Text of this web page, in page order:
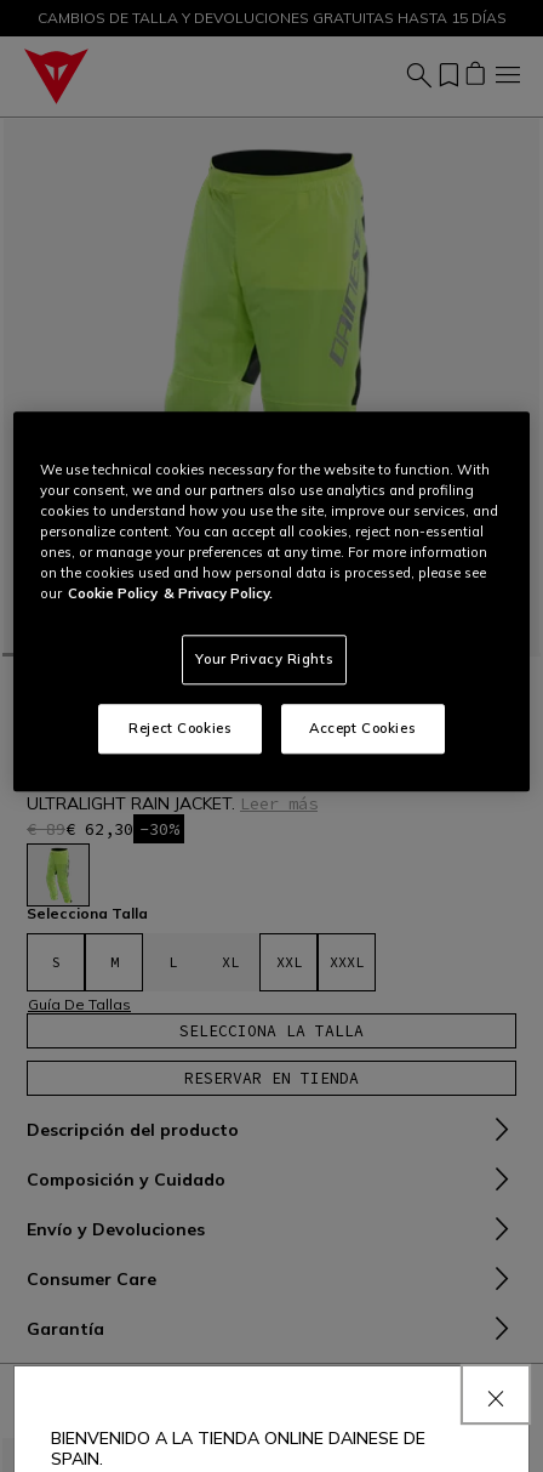
DESCUENTOS DE HASTA EL 50 % – ¡COMPRA AHORA
CAMBIOS DE TALLA Y DEVOLUCIONES GRATUITAS HASTA 15 DÍAS
ACCESORIOS ACCESORIOS DE LLUVIA
ULTRALIGHT RAIN PANTALONES
IMPERMEABLE MOTO
Pantalón de lluvia 100 % impermeable y cortavientos,
ULTRALIGHT RAIN JACKET. Leer más
€ 89€ 62,30 -30%
seleccionado
Selecciona Talla
S M L XL XXL XXXL
Guía De Tallas
SELECCIONA LA TALLA
RESERVAR EN TIENDA
Descripción del producto
Composición y Cuidado
Envío y Devoluciones
Consumer Care
Garantía
BIENVENIDO A LA TIENDA ONLINE DAINESE DE
SPAIN.
We use technical cookies necessary for the website to function. With
your consent, we and our partners also use analytics and profiling
cookies to understand how you use the site, improve our services, and
personalize content. You can accept all cookies, reject non-essential
ones, or manage your preferences at any time. For more information
on the cookies used and how personal data is processed, please see
our Cookie Policy & Privacy Policy.
Your Privacy Rights
Reject Cookies Accept Cookies